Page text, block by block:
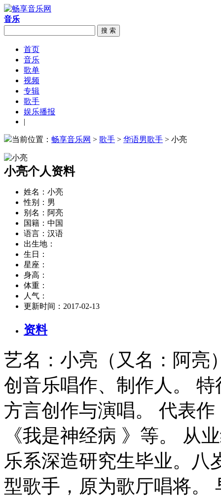
音乐
搜 索
首页
音乐
歌单
视频
专辑
歌手
娱乐播报
|
当前位置： 畅享音乐网 > 歌手 > 华语男歌手 > 小亮
小亮个人资料
姓名： 小亮
性别： 男
别名： 阿亮
国籍： 中国
语言： 汉语
出生地：
生日：
星座：
身高：
体重：
人气：
更新时间： 2017-02-13
资料
艺名：小亮（又名：阿亮
创音乐唱作、制作人。
方言创作与演唱。 代表
《我是神经病 》等。 从
乐系深造研究生毕业。八
型歌手，原为歌厅唱将。